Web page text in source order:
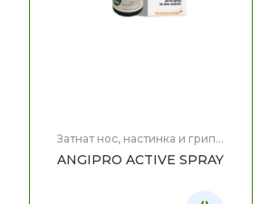
Затнат нос, настинка и грип,
ANGIPRO ACTIVE SPRAY